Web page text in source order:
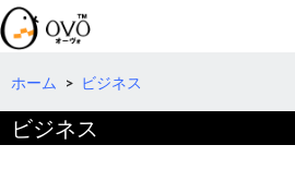
検
索
コ
テ
へ
ホーム > ビジネス
ビジネス